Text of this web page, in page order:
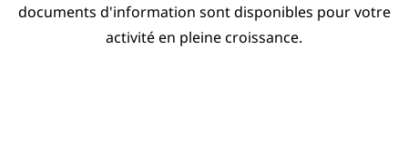
documents d'information sont disponibles pour votre
activité en pleine croissance.